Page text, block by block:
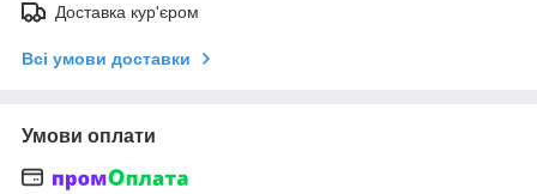
Доставка кур'єром
Всі умови доставки
Умови оплати